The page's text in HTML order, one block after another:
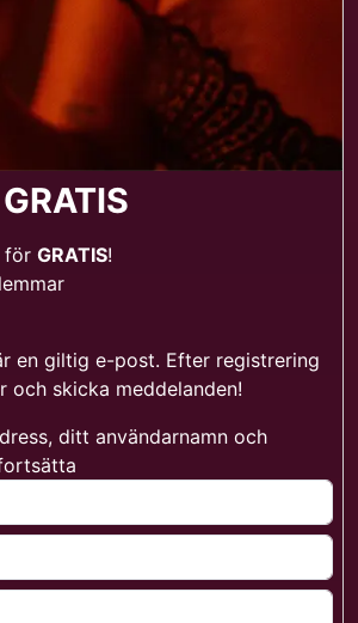
för GRATIS!
en giltig e-post. Efter registrering
och skicka meddelanden!
ditt användarnamn och